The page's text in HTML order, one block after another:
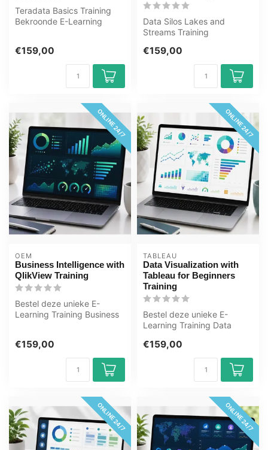
Teradata Basics Training
Bekroonde E-Learning
€159,00
Data Silos Lakes and
Streams Training
cursus Uitgebreide in...
€159,00
ONLINE 24/7
OEM
Business Intelligence with
QlikView Training
Bestel deze unieke E-
Learning Training Business
€159,00
ONLINE 24/7
TABLEAU
Data Visualization with
Tableau for Beginners
Training
Bestel deze unieke E-
Learning Training Data
for Begin...
€159,00
ONLINE 24/7 ONLINE 24/7